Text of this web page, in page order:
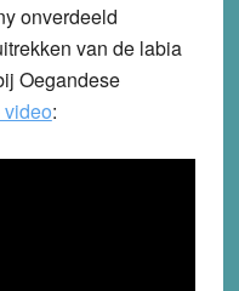
onverdeeld
van de labia
Oegandese
: